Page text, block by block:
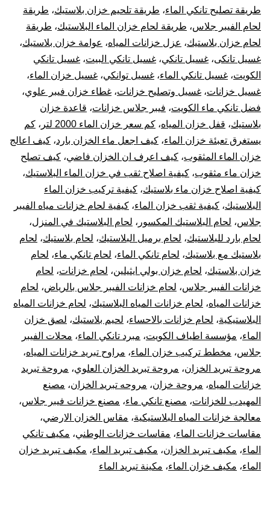
طريقة تصليح تانكي الماء، طريقة تلحيم خزان بلاستيك، طريقة
لحام الفيبر جلاس، طريقة لحام خزان الماء البلاستيك، طريقة
لحام خزان بلاستيك، عزل خزانات المياه، عوامة خزان بلاستيك،
غسيل تانكى، غسيل تانكي، غسيل تانكي البيت، غسيل تانكي
الكويت، غسيل تانكي الماء، غسيل توانكي، غسيل خزان الماء،
غسيل خزانات، غسيل وتصليح خزانات، غطاء خزان فيبر علوي،
فضل تانكي ماء الكويت، فيبر جلاس خزانات، قاعدة خزان
بلاستيك، قفل خزان المياه، كم سعر خزان الماء 2000 لتر ، كم
يستغرق تعبئة خزان الماء، كيف اجعل ماء الخزان بارد، كيف اعالج
خزان الماء المثقوب، كيف اعرف ان الخزان فاضي، كيف تصلح
خزان ماء مثقوب، كيفية اصلاح ثقب في خزان الماء البلاستيك،
كيفية اصلاح خزان ماء بلاستيك، كيفية تركيب خزان الماء
البلاستيك، كيفية ثقب خزان الماء، كيفية لحام خزانات مياه الفيبر
جلاس، لحام البلاستيك المكسور ، لحام البلاستيك في المنزل،
لحام بارد للبلاستيك، لحام برميل البلاستيك، لحام بلاستيك، لحام
بلاستيك مع بلاستيك، لحام تانكي الماء، لحام تانكي ماء، لحام
خزان بلاستيك، لحام خزان بولي ايثيلين، لحام خزانات، لحام
خزانات الفيبر جلاس، لحام خزانات الفيبر جلاس بالرياض، لحام
خزانات المياه، لحام خزانات المياه البلاستيك، لحام خزانات المياه
البلاستيكية، لحام خزانات بالاحساء، لحيم بلاستيك، لصق خزان
الماء، مؤسسة اطياف الكويت، مبرد تانكي الماء، محلات الفيبر
جلاس، مخطط تركيب خزان الماء، مراوح تبريد خزانات المياه،
مروحة تبريد الخزان، مروحة تبريد الخزان العلوي، مروحة تبريد
خزانات المياه، مروحة خزان، مروحه تبريد الخزان، مصنع
المهيدب للخزانات، مصنع تانكي ماء، مصنع خزانات فيبر جلاس،
معالجة خزانات المياه البلاستيكية، مقاس الخزان الارضي،
مقاسات خزانات الماء، مقاسات خزانات الوطني، مكيف تانكي
الماء، مكيف تبريد الخزان، مكيف تبريد الماء، مكيف تبريد خزان
الماء، مكيف خزان الماء، مكينة تبريد الماء